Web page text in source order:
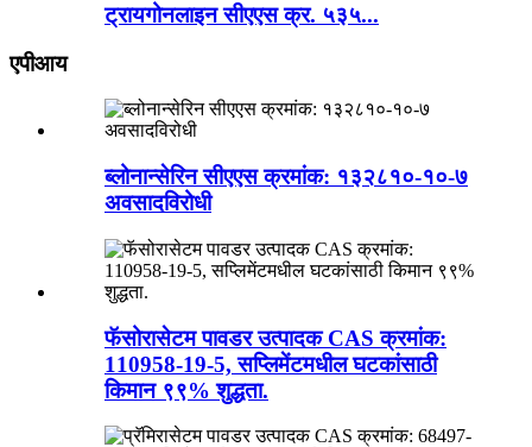
ट्रायगोनलाइन सीएएस क्र. ५३५...
एपीआय
ब्लोनान्सेरिन सीएएस क्रमांक: १३२८१०-१०-७
अवसादविरोधी
फॅसोरासेटम पावडर उत्पादक CAS क्रमांक:
110958-19-5, सप्लिमेंटमधील घटकांसाठी
किमान ९९% शुद्धता.